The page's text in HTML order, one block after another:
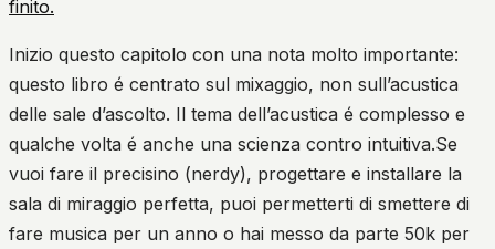
finito.
Inizio questo capitolo con una nota molto importante:
questo libro é centrato sul mixaggio, non sull’acustica
delle sale d’ascolto. Il tema dell’acustica é complesso e
qualche volta é anche una scienza contro intuitiva.Se
vuoi fare il precisino (nerdy), progettare e installare la
sala di miraggio perfetta, puoi permetterti di smettere di
fare musica per un anno o hai messo da parte 50k per